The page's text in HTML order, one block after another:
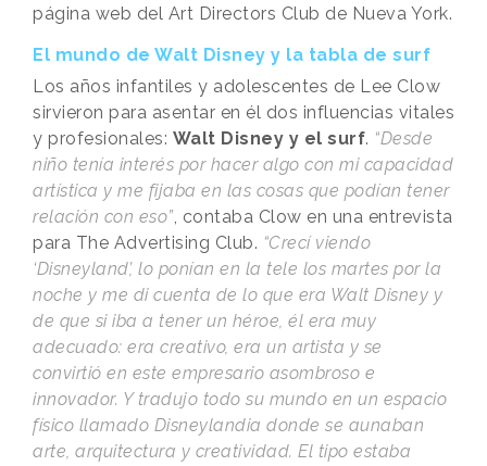
página web del Art Directors Club de Nueva York.
El mundo de Walt Disney y la tabla de surf
Los años infantiles y adolescentes de Lee Clow
sirvieron para asentar en él dos influencias vitales
y profesionales: Walt Disney y el surf. “Desde
niño tenía interés por hacer algo con mi capacidad
artística y me fijaba en las cosas que podían tener
relación con eso”, contaba Clow en una entrevista
para The Advertising Club. “Crecí viendo
‘Disneyland’, lo ponían en la tele los martes por la
noche y me di cuenta de lo que era Walt Disney y
de que si iba a tener un héroe, él era muy
adecuado: era creativo, era un artista y se
convirtió en este empresario asombroso e
innovador. Y tradujo todo su mundo en un espacio
físico llamado Disneylandia donde se aunaban
arte, arquitectura y creatividad. El tipo estaba